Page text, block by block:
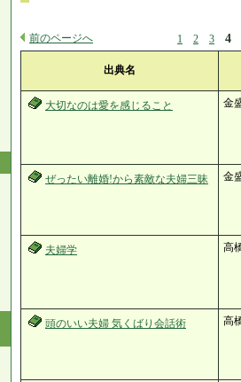
前のページへ 1 2 3 4
出典名
大切なのは愛を感じること 金
ぜったい離婚!から素敵な夫婦三昧 金
夫婦学 高
頭のいい夫婦 気くばり会話術 高